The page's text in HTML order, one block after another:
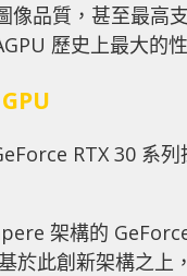
像品質，甚至最高
歷史上最大的
RTX 30 系
架構的
於此創新架構之